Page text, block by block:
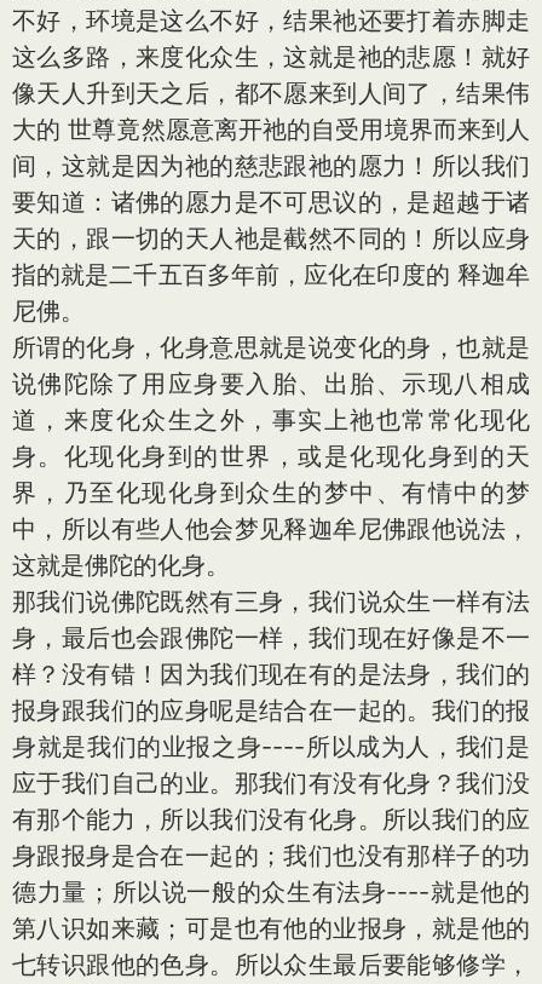
不好，环境是这么不好，结果祂还要打着赤脚走
这么多路，来度化众生，这就是祂的悲愿！就好
像天人升到天之后，都不愿来到人间了，结果伟
大的 世尊竟然愿意离开祂的自受用境界而来到人
间，这就是因为祂的慈悲跟祂的愿力！所以我们
要知道：诸佛的愿力是不可思议的，是超越于诸
天的，跟一切的天人祂是截然不同的！所以应身
指的就是二千五百多年前，应化在印度的 释迦牟
尼佛。
所谓的化身，化身意思就是说变化的身，也就是
说佛陀除了用应身要入胎、出胎、示现八相成
道，来度化众生之外，事实上祂也常常化现化
身。化现化身到的世界，或是化现化身到的天
界，乃至化现化身到众生的梦中、有情中的梦
中，所以有些人他会梦见释迦牟尼佛跟他说法，
这就是佛陀的化身。
那我们说佛陀既然有三身，我们说众生一样有法
身，最后也会跟佛陀一样，我们现在好像是不一
样？没有错！因为我们现在有的是法身，我们的
报身跟我们的应身呢是结合在一起的。我们的报
身就是我们的业报之身----所以成为人，我们是
应于我们自己的业。那我们有没有化身？我们没
有那个能力，所以我们没有化身。所以我们的应
身跟报身是合在一起的；我们也没有那样子的功
德力量；所以说一般的众生有法身----就是他的
第八识如来藏；可是也有他的业报身，就是他的
七转识跟他的色身。所以众生最后要能够修学，